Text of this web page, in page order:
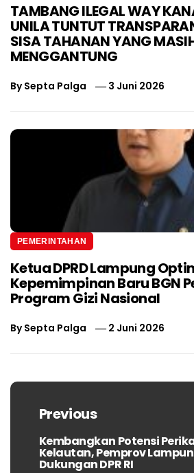
TAMBANG ILEGAL WAY
UNILA TUNTUT
SISA TAHANAN YANG
MENGGANTUNG
BySepta Palga 3 Juni 2026
PEMERINTAHAN
Ketua DPRD Lampung
Kepemimpinan Baru BGN
Program Gizi Nasional
BySepta Palga 2 Juni 2026
Navigasi
posPrevious
Previous
post:
Kembangkan Potensi
Kelautan, Pemprov
Dukungan DPR RI